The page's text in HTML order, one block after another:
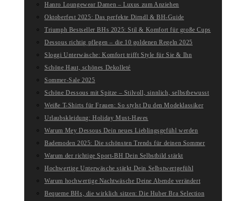
Hanro Loungewear Damen – Luxus zum Anziehen
Oktoberfest 2025: Das perfekte Dirndl & BH-Guide
Triumph Bestseller BHs 2025: Stil & Komfort für große Cups
Dessous richtig pflegen – die 10 goldenen Regeln 2025
Sloggi Unterwäsche: Komfort trifft Style für Sie & Ihn
Schöne Haut, schönes Dekolleté
Sommer-Sale 2025
Schöne Dessous mit Spitze – Stilvoll, sinnlich, selbstbewusst
Weiße T-Shirts für Frauen: So stylst Du den Modeklassiker
Urlaubskleidung: Holiday Must-Haves
Warum Mey Dessous Dein neues Lieblingsgefühl werden
Bademoden 2025: Die schönsten Trends für deinen Sommer
Warum der richtige Sport-BH Dein Selbstbild stärkt
Hochwertige Unterwäsche stärkt Dein Selbstwertgefühl
Warum hochwertige Nachtwäsche Deine Abende verändert
Bequeme BHs, die wirklich sitzen: Die Huber Bra Selection